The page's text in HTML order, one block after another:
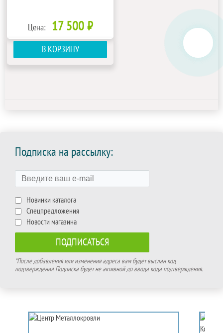
Цена: 17 500 ₽
В КОРЗИНУ
Подписка на рассылку:
Новинки каталога
Спецпредложения
Новости магазина
*После добавления или изменения адреса вам будет выслан код
подтверждения. Подписка будет не активной до ввода кода подтверждения.